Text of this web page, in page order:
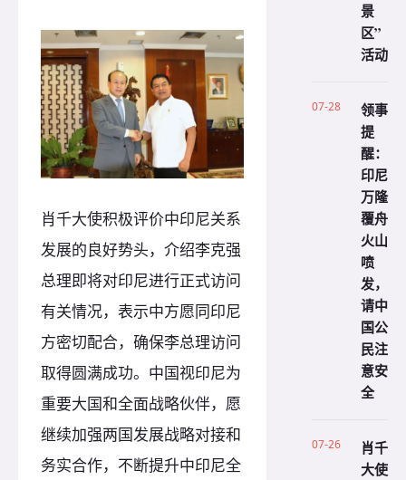
肖千大使积极评价中印尼关系
发展的良好势头，介绍李克强
总理即将对印尼进行正式访问
有关情况，表示中方愿同印尼
方密切配合，确保李总理访问
取得圆满成功。中国视印尼为
重要大国和全面战略伙伴，愿
继续加强两国发展战略对接和
务实合作，不断提升中印尼全
景
区”
活动
07-28
领事
提
醒：
印尼
万隆
覆舟
火山
喷
发，
请中
国公
民注
意安
全
07-26
肖千
大使